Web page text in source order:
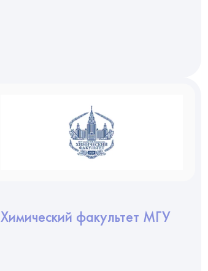
Химический факультет МГУ